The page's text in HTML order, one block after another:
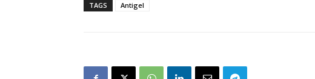
TAGS Antigel